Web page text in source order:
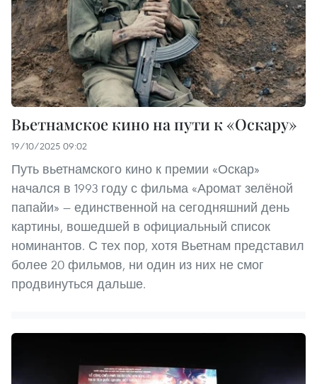
Вьетнамское кино на пути к «Оскару»
19/10/2025 09:02
Путь вьетнамского кино к премии «Оскар»
начался в 1993 году с фильма «Аромат зелёной
папайи» — единственной на сегодняшний день
картины, вошедшей в официальный список
номинантов. С тех пор, хотя Вьетнам представил
более 20 фильмов, ни один из них не смог
продвинуться дальше.